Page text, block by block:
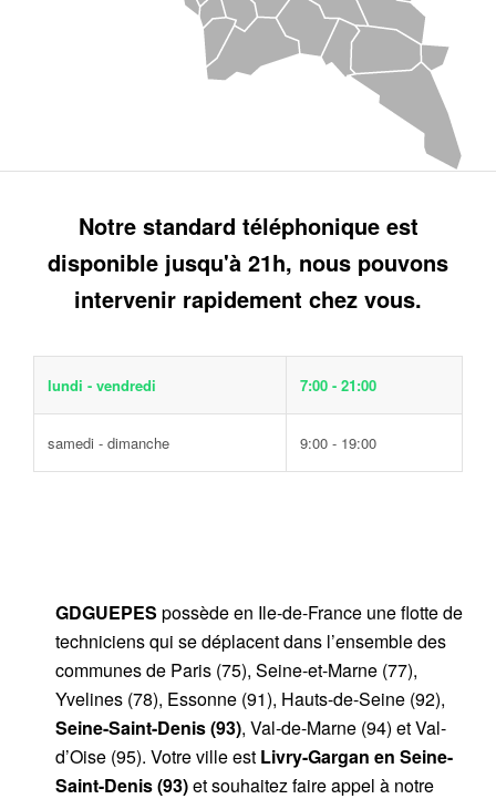
Notre standard téléphonique est
disponible jusqu'à 21h, nous pouvons
intervenir rapidement chez vous.
lundi - vendredi 7:00 - 21:00
samedi - dimanche 9:00 - 19:00
GDGUEPES possède en Ile-de-France une flotte de
techniciens qui se déplacent dans l’ensemble des
communes de Paris (75), Seine-et-Marne (77),
Yvelines (78), Essonne (91), Hauts-de-Seine (92),
Seine-Saint-Denis (93), Val-de-Marne (94) et Val-
d’Oise (95). Votre ville est Livry-Gargan en Seine-
Saint-Denis (93)et souhaitez faire appel à notre